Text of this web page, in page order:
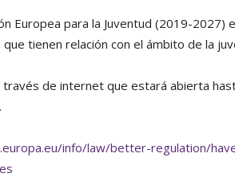
Europea para la Juventud (2019-
tienen relación con el ámbito de la
través de internet que estará abierta
info/law/better-regulation/